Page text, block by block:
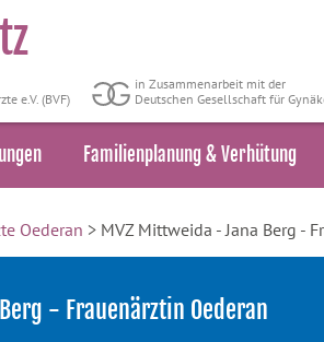
e.V. (BVF)
in Zusammenarbeit mit der
Deutschen Gesellschaft für
Familienplanung & Verhütung
Oederan > MVZ Mittweida - Jana Berg -
- Frauenärztin Oederan